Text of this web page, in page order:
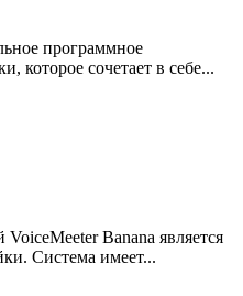
программное
которое сочетает в себе...
Banana является
Система имеет...